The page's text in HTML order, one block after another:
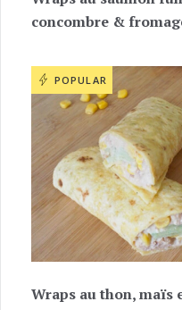
concombre &
POPULAR
Wraps au thon, maïs